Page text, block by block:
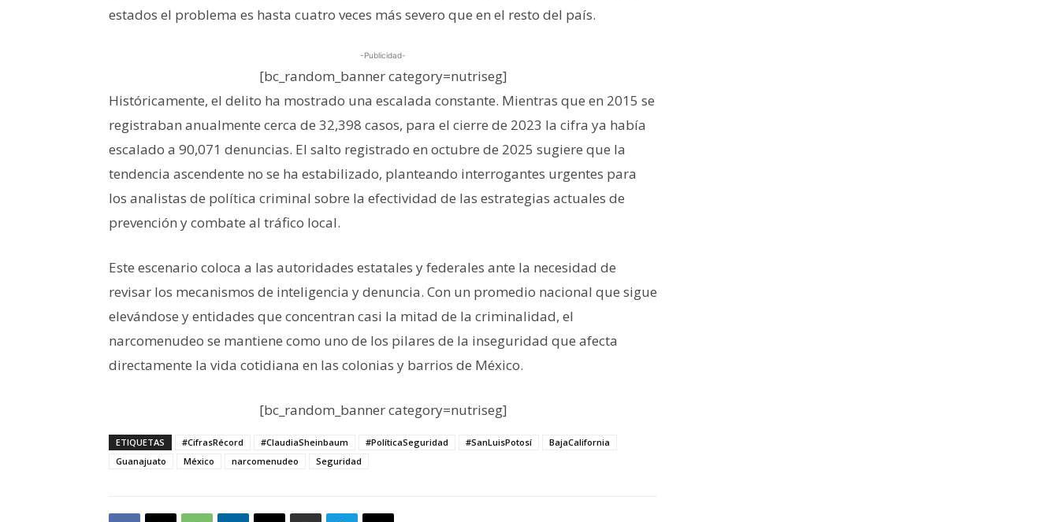
estados el problema es hasta cuatro veces más severo que en el resto del país.
-Publicidad-
[bc_random_banner category=nutriseg]
Históricamente, el delito ha mostrado una escalada constante. Mientras que en 2015 se
registraban anualmente cerca de 32,398 casos, para el cierre de 2023 la cifra ya había
escalado a 90,071 denuncias. El salto registrado en octubre de 2025 sugiere que la
tendencia ascendente no se ha estabilizado, planteando interrogantes urgentes para
los analistas de política criminal sobre la efectividad de las estrategias actuales de
prevención y combate al tráfico local.
Este escenario coloca a las autoridades estatales y federales ante la necesidad de
revisar los mecanismos de inteligencia y denuncia. Con un promedio nacional que sigue
elevándose y entidades que concentran casi la mitad de la criminalidad, el
narcomenudeo se mantiene como uno de los pilares de la inseguridad que afecta
directamente la vida cotidiana en las colonias y barrios de México.
[bc_random_banner category=nutriseg]
ETIQUETAS #CifrasRécord #ClaudiaSheinbaum #PolíticaSeguridad #SanLuisPotosí
BajaCalifornia
Guanajuato
México narcomenudeo Seguridad